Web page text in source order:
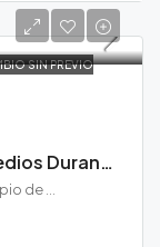
SIN PREVIO
Casa en Venta en Fracc. Los Remedios Durango